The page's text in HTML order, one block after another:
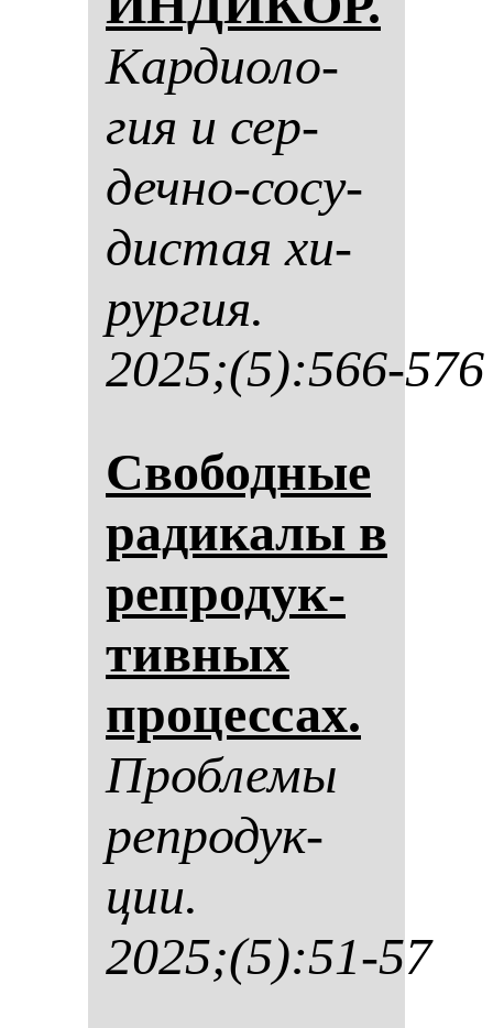
Кар­ди­оло­
гия и сер­
деч­но-со­су­
дис­тая хи­
рур­гия.
2025;(5):566-576
Сво­бод­ные
ра­ди­ка­лы в
реп­ро­дук­
тив­ных
про­цес­сах.
Проб­ле­мы
реп­ро­дук­
ции.
2025;(5):51-57